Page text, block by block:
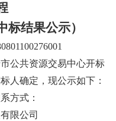
标结果公示）
公共资源交易中心开标
人确定，现公示如下：
方式：
限公司